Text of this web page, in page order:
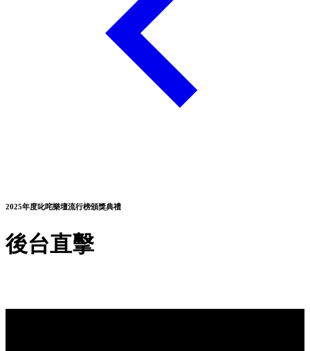
2025年度叱咤樂壇流行榜頒獎典禮
後台直擊